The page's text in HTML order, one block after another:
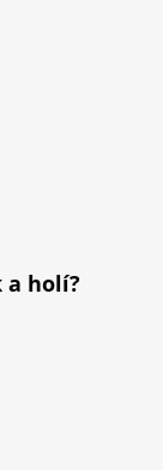
a holí?